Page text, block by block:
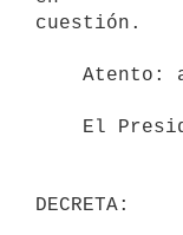
cuestión.